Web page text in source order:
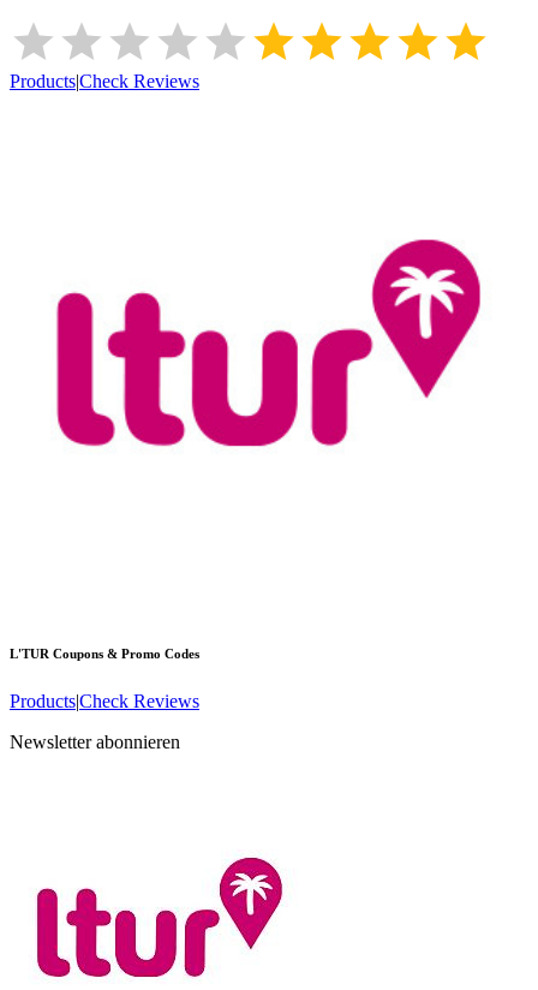
Products|Check Reviews
L'TUR Coupons & Promo Codes
Products|Check Reviews
Newsletter abonnieren